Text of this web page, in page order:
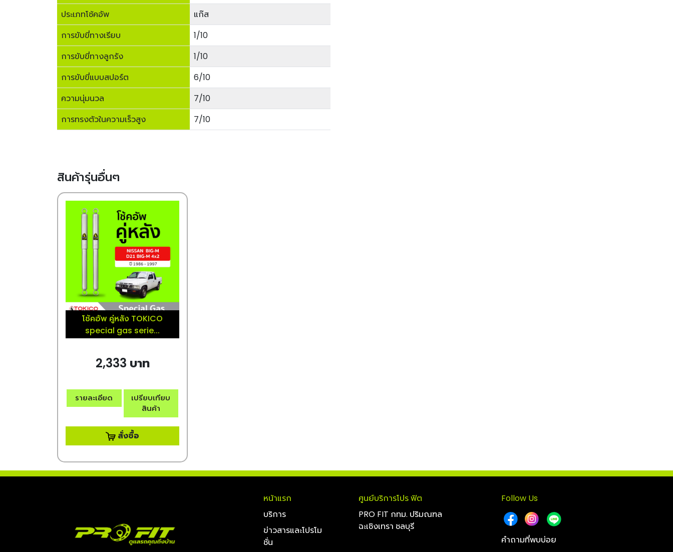
ประเภทโช้คอัพ
แก๊ส
การขับขี่ทางเรียบ
1/10
การขับขี่ทางลูกรัง
1/10
การขับขี่แบบสปอร์ต
6/10
ความนุ่มนวล
7/10
การทรงตัวในความเร็วสูง
7/10
สินค้ารุ่นอื่นๆ
โช้คอัพ คู่หลัง TOKICO
special gas serie...
2,333 บาท
รายละเอียด
เปรียบเทียบ
สินค้า
สั่งซื้อ
หน้าแรก
บริการ
ข่าวสารและโปรโม
ชั่น
ศูนย์บริการโปร ฟิต
PRO FIT กทม. ปริมณฑล
ฉะเชิงเทรา ชลบุรี
Follow Us
คำถามที่พบบ่อย